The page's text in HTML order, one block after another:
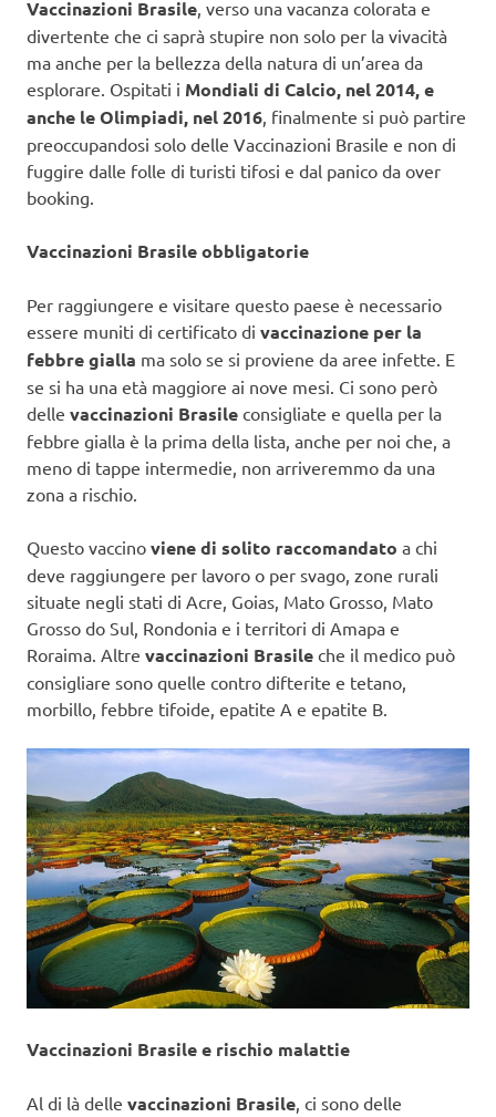
Vaccinazioni Brasile , verso una vacanza colorata e
divertente che ci saprà stupire non solo per la vivacità
ma anche per la bellezza della natura di un’area da
esplorare. Ospitati i Mondiali di Calcio, nel 2014, e
anche le Olimpiadi, nel 2016 , finalmente si può partire
preoccupandosi solo delle Vaccinazioni Brasile e non di
fuggire dalle folle di turisti tifosi e dal panico da over
booking.
Vaccinazioni Brasile obbligatorie
Per raggiungere e visitare questo paese è necessario
essere muniti di certificato di vaccinazione per la
febbre gialla ma solo se si proviene da aree infette. E
se si ha una età maggiore ai nove mesi. Ci sono però
delle vaccinazioni Brasile consigliate e quella per la
febbre gialla è la prima della lista, anche per noi che, a
meno di tappe intermedie, non arriveremmo da una
zona a rischio.
Questo vaccino viene di solito raccomandato a chi
deve raggiungere per lavoro o per svago, zone rurali
situate negli stati di Acre, Goias, Mato Grosso, Mato
Grosso do Sul, Rondonia e i territori di Amapa e
Roraima. Altre vaccinazioni Brasile che il medico può
consigliare sono quelle contro difterite e tetano,
morbillo, febbre tifoide, epatite A e epatite B.
Vaccinazioni Brasile e rischio malattie
Al di là delle vaccinazioni Brasile, ci sono delle